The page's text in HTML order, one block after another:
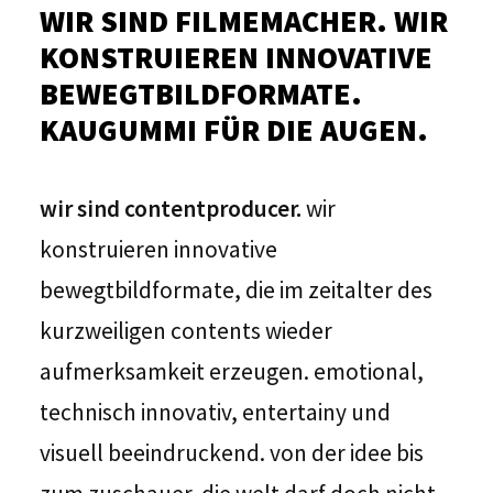
WIR SIND FILMEMACHER. WIR
KONSTRUIEREN INNOVATIVE
BEWEGTBILDFORMATE.
KAUGUMMI FÜR DIE AUGEN.
wir sind contentproducer.wir
konstruieren innovative
bewegtbildformate, die im zeitalter des
kurzweiligen contents wieder
aufmerksamkeit erzeugen. emotional,
technisch innovativ, entertainy und
visuell beeindruckend. von der idee bis